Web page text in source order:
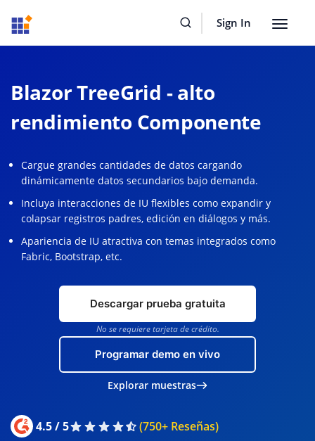
Sign In
Toggle
Blazor TreeGrid - alto
rendimiento Componente
Cargue grandes cantidades de datos cargando
dinámicamente datos secundarios bajo demanda.
Incluya interacciones de IU flexibles como expandir y
colapsar registros padres, edición en diálogos y más.
Apariencia de IU atractiva con temas integrados como
Fabric, Bootstrap, etc.
Descargar prueba gratuita
No se requiere tarjeta de crédito.
Programar demo en vivo
Explorar muestras
4.5 / 5 (750+ Reseñas)